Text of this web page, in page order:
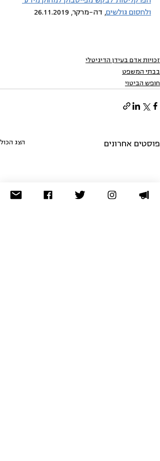
ולחסום גולשים, דה-מרקר, 26.11.2019
זכויות אדם בעידן הדיגיטלי
בבתי המשפט
חופש הביטוי
פוסטים אחרונים הצג הכול